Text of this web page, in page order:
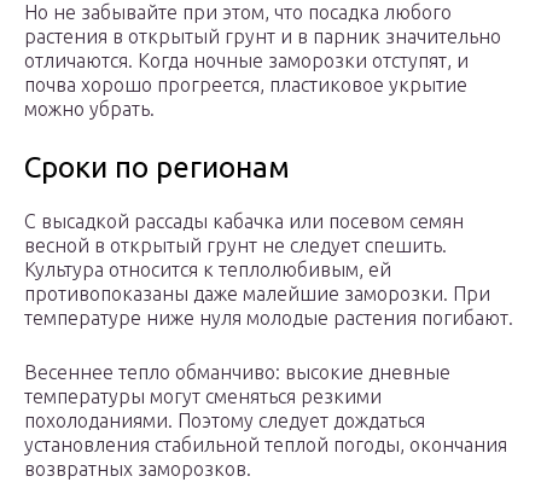
Но не забывайте при этом, что посадка любого
растения в открытый грунт и в парник значительно
отличаются. Когда ночные заморозки отступят, и
почва хорошо прогреется, пластиковое укрытие
можно убрать.
Сроки по регионам
С высадкой рассады кабачка или посевом семян
весной в открытый грунт не следует спешить.
Культура относится к теплолюбивым, ей
противопоказаны даже малейшие заморозки. При
температуре ниже нуля молодые растения погибают.
Весеннее тепло обманчиво: высокие дневные
температуры могут сменяться резкими
похолоданиями. Поэтому следует дождаться
установления стабильной теплой погоды, окончания
возвратных заморозков.